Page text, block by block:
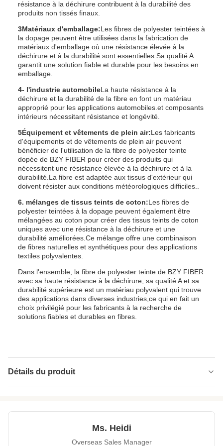
résistance à la déchirure contribuent à la durabilité des
produits non tissés finaux.
3Matériaux d'emballage:Les fibres de polyester teintées à
la dopage peuvent être utilisées dans la fabrication de
matériaux d'emballage où une résistance élevée à la
déchirure et à la durabilité sont essentielles.Sa qualité A
garantit une solution fiable et durable pour les besoins en
emballage.
4- l'industrie automobileLa haute résistance à la
déchirure et la durabilité de la fibre en font un matériau
approprié pour les applications automobiles.et composants
intérieurs nécessitant résistance et longévité.
5Équipement et vêtements de plein air:Les fabricants
d'équipements et de vêtements de plein air peuvent
bénéficier de l'utilisation de la fibre de polyester teinte
dopée de BZY FIBER pour créer des produits qui
nécessitent une résistance élevée à la déchirure et à la
durabilité.La fibre est adaptée aux tissus d'extérieur qui
doivent résister aux conditions météorologiques difficiles..
6. mélanges de tissus teints de coton:Les fibres de
polyester teintées à la dopage peuvent également être
mélangées au coton pour créer des tissus teints de coton
uniques avec une résistance à la déchirure et une
durabilité améliorées.Ce mélange offre une combinaison
de fibres naturelles et synthétiques pour des applications
textiles polyvalentes.
Dans l'ensemble, la fibre de polyester teinte de BZY FIBER
avec sa haute résistance à la déchirure, sa qualité A et sa
durabilité supérieure est un matériau polyvalent qui trouve
des applications dans diverses industries,ce qui en fait un
choix privilégié pour les fabricants à la recherche de
solutions fiables et durables en fibres.
Détails du produit
Ms. Heidi
Overseas Sales Manager